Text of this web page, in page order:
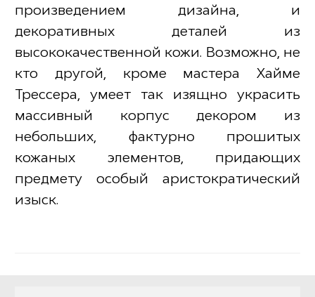
произведением дизайна, и
декоративных деталей из
высококачественной кожи. Возможно, не
кто другой, кроме мастера Хайме
Трессера, умеет так изящно украсить
массивный корпус декором из
небольших, фактурно прошитых
кожаных элементов, придающих
предмету особый аристократический
изыск.